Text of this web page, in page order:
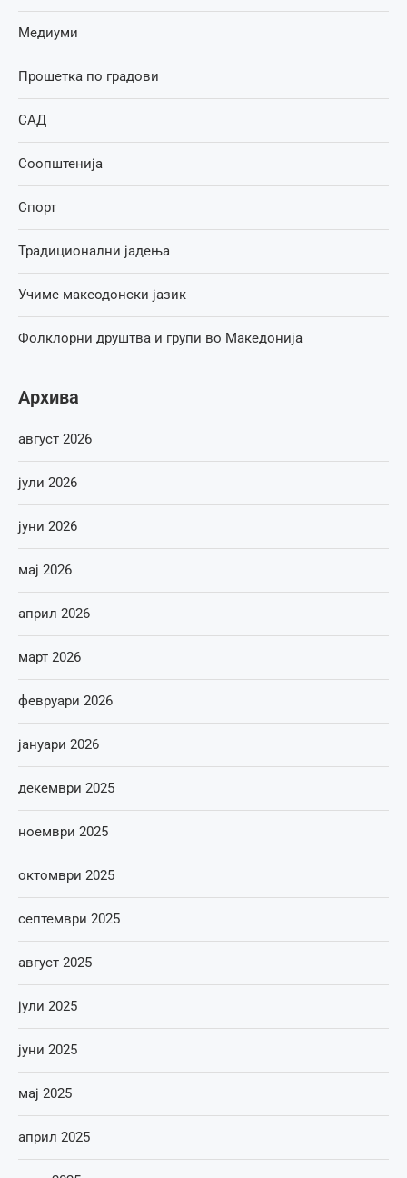
Медиуми
Прошетка по градови
САД
Соопштенија
Спорт
Традиционални јадења
Учиме макеодонски јазик
Фолклорни друштва и групи во Македонија
Архива
август 2026
јули 2026
јуни 2026
мај 2026
април 2026
март 2026
февруари 2026
јануари 2026
декември 2025
ноември 2025
октомври 2025
септември 2025
август 2025
јули 2025
јуни 2025
мај 2025
април 2025